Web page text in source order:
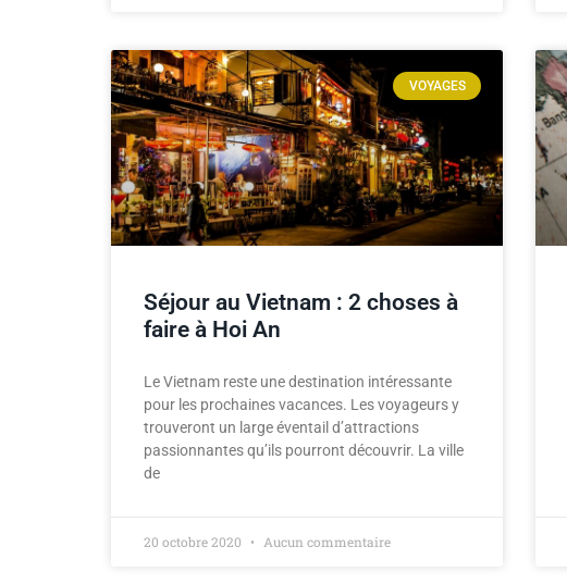
VOYAGES
Séjour au Vietnam : 2 choses à
faire à Hoi An
Le Vietnam reste une destination intéressante
pour les prochaines vacances. Les voyageurs y
trouveront un large éventail d’attractions
passionnantes qu’ils pourront découvrir. La ville
de
20 octobre 2020 Aucun commentaire